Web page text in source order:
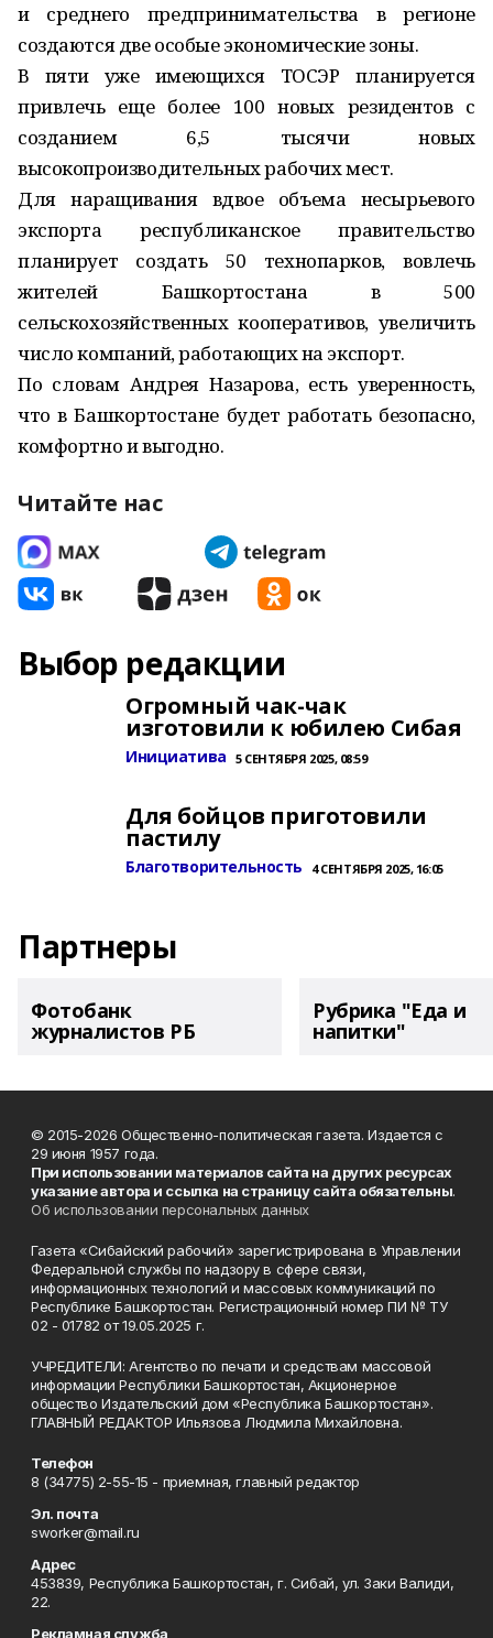
и среднего предпринимательства в регионе
создаются две особые экономические зоны.
В пяти уже имеющихся ТОСЭР планируется
привлечь еще более 100 новых резидентов с
созданием 6,5 тысячи новых
высокопроизводительных рабочих мест.
Для наращивания вдвое объема несырьевого
экспорта республиканское правительство
планирует создать 50 технопарков, вовлечь
жителей Башкортостана в 500
сельскохозяйственных кооперативов, увеличить
число компаний, работающих на экспорт.
По словам Андрея Назарова, есть уверенность,
что в Башкортостане будет работать безопасно,
комфортно и выгодно.
Читайте нас
Выбор редакции
Огромный чак-чак
изготовили к юбилею Сибая
Инициатива 5 СЕНТЯБРЯ 2025, 08:59
Для бойцов приготовили
пастилу
Благотворительность 4 СЕНТЯБРЯ 2025, 16:05
Партнеры
Фотобанк
журналистов РБ
Рубрика "Еда и
напитки"
© 2015-2026 Общественно-политическая газета. Издается с
29 июня 1957 года.
При использовании материалов сайта на других ресурсах
указание автора и ссылка на страницу сайта обязательны.
Об использовании персональных данных
Газета «Сибайский рабочий» зарегистрирована в Управлении
Федеральной службы по надзору в сфере связи,
информационных технологий и массовых коммуникаций по
Республике Башкортостан. Регистрационный номер ПИ № ТУ
02 - 01782 от 19.05.2025 г.
УЧРЕДИТЕЛИ: Агентство по печати и средствам массовой
информации Республики Башкортостан, Акционерное
общество Издательский дом «Республика Башкортостан».
ГЛАВНЫЙ РЕДАКТОР Ильязова Людмила Михайловна.
Телефон
8 (34775) 2-55-15 - приемная, главный редактор
Эл. почта
sworker@mail.ru
Адрес
453839, Республика Башкортостан, г. Сибай, ул. Заки Валиди,
22.
Рекламная служба